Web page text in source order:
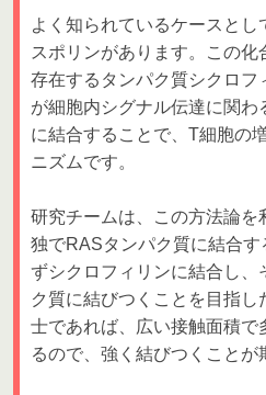
よく知られているケースとし
スポリンがあります。この化
存在するタンパク質シクロフ
が細胞内シグナル伝達に関わ
に結合することで、T細胞の
ニズムです。
研究チームは、この方法論を
独でRASタンパク質に結合す
ずシクロフィリンに結合し
ク質に結びつくことを目指し
士であれば、広い接触面積で
るので、強く結びつくことが